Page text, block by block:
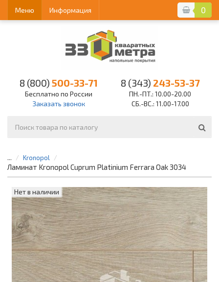
0
Меню Информация
8 (800) 500-33-71
Бесплатно по России
Заказать звонок
8 (343) 243-53-37
ПН.-ПТ.: 10.00-20.00
СБ.-ВС.: 11.00-17.00
... Kronopol
Ламинат Kronopol Cuprum Platinium Ferrara Oak 3034
Нет в наличии